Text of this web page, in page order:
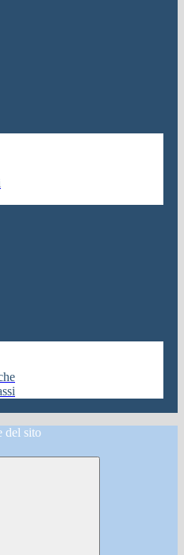
del sito